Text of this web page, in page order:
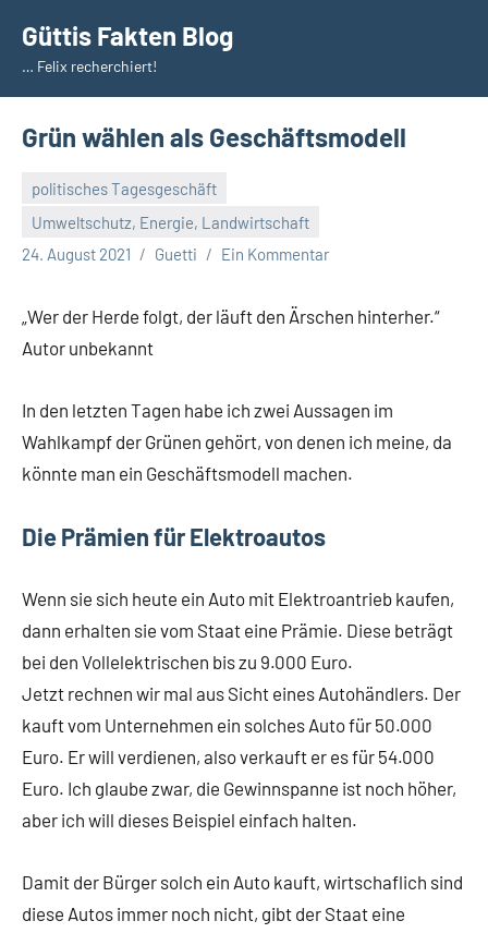
Inhalt
springen
Güttis Fakten Blog
… Felix recherchiert!
Grün wählen als Geschäftsmodell
politisches Tagesgeschäft
Umweltschutz, Energie, Landwirtschaft
24. August 2021
Guetti Ein Kommentar
„Wer der Herde folgt, der läuft den Ärschen hinterher.“
Autor unbekannt
In den letzten Tagen habe ich zwei Aussagen im
Wahlkampf der Grünen gehört, von denen ich meine, da
könnte man ein Geschäftsmodell machen.
Die Prämien für Elektroautos
Wenn sie sich heute ein Auto mit Elektroantrieb kaufen,
dann erhalten sie vom Staat eine Prämie. Diese beträgt
bei den Vollelektrischen bis zu 9.000 Euro.
Jetzt rechnen wir mal aus Sicht eines Autohändlers. Der
kauft vom Unternehmen ein solches Auto für 50.000
Euro. Er will verdienen, also verkauft er es für 54.000
Euro. Ich glaube zwar, die Gewinnspanne ist noch höher,
aber ich will dieses Beispiel einfach halten.
Damit der Bürger solch ein Auto kauft, wirtschaflich sind
diese Autos immer noch nicht, gibt der Staat eine